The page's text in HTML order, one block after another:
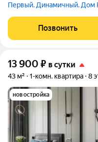
Первый. Динамичный. Дом
Позвонить
13 900 ₽ в сутки
43 м² 1-комн. квартира 8
новостройка